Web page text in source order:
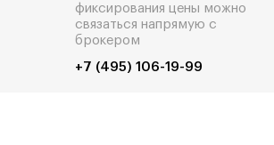
фиксирования цены можно
связаться напрямую с
брокером
+7 (495) 106-19-99